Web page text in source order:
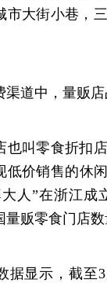
市大街小巷，
道中，量贩店
也叫零食折扣
低价销售的休
人”在浙江成
量贩零食门店数
据显示，截至